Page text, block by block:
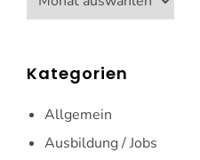
Kategorien
Allgemein
Ausbildung / Jobs